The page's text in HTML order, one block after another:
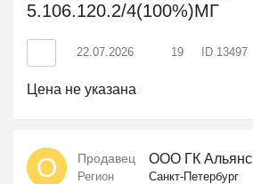
5.106.120.2/4(100%)МГ
22.07.2026 19 ID 13497
Цена не указана
О Продавец ООО ГК Альянс
Регион Санкт-Петербург